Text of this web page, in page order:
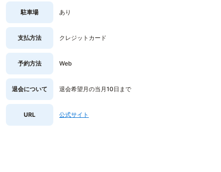
駐車場 あり
支払方法 クレジットカード
予約方法 Web
退会について 退会希望月の当月10日まで
URL 公式サイト